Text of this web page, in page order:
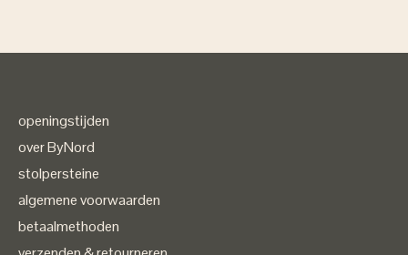
openingstijden
over ByNord
stolpersteine
algemene voorwaarden
betaalmethoden